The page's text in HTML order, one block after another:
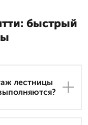
быстрый
лестницы